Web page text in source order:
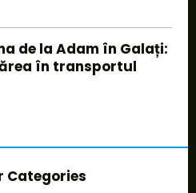
de la Adam în Galați:
în transportul
Categories